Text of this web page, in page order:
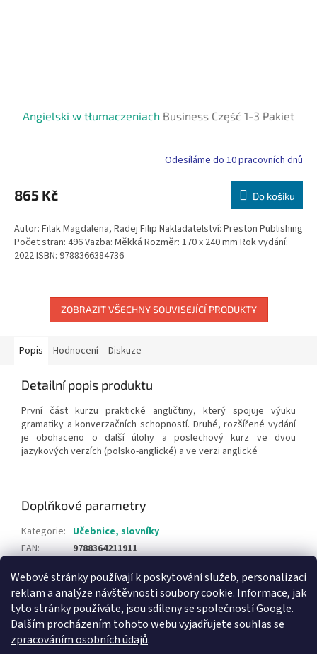
Webové stránky používají k poskytování služeb, personalizaci
reklam a analýze návštěvnosti soubory cookie. Informace, jak
tyto stránky používáte, jsou sdíleny se společností Google.
Dalším procházením tohoto webu vyjadřujete souhlas se
zpracováním osobních údajů.
Angielski w tłumaczeniach Business Część 1-3 Pakiet
Odesíláme do 10 pracovních dnů
865 Kč Do košíku
Autor: Filak Magdalena, Radej Filip Nakladatelství: Preston Publishing
Počet stran: 496 Vazba: Měkká Rozměr: 170 x 240 mm Rok vydání:
2022 ISBN: 9788366384736
ZOBRAZIT VŠECHNY SOUVISEJÍCÍ PRODUKTY
Popis Hodnocení Diskuze
Detailní popis produktu
První část kurzu praktické angličtiny, který spojuje výuku
gramatiky a konverzačních schopností. Druhé, rozšířené vydání
je obohaceno o další úlohy a poslechový kurz ve dvou
jazykových verzích (polsko-anglické) a ve verzi anglické
Doplňkové parametry
Kategorie: Učebnice, slovníky
EAN: 9788364211911
Knihy pro děti